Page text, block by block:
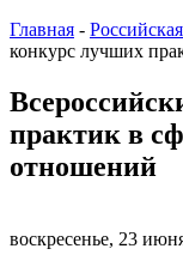
Главная -
конкурс лучших
практик в
отношений
воскресенье, 23